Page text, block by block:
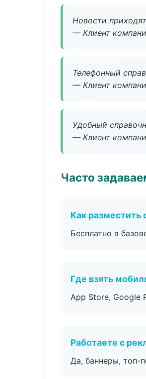
Новости
— Клиент
Телефонный
— Клиент
Удобный
— Клиент
Часто
Как разместить
Бесплатно в
Где взять
App Store, Google
Работаете с
Да, баннеры, топ-